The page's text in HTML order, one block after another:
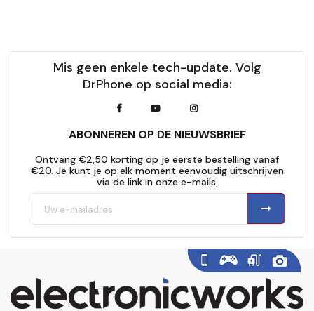
Mis geen enkele tech-update. Volg
DrPhone op social media:
ABONNEREN OP DE NIEUWSBRIEF
Ontvang €2,50 korting op je eerste bestelling vanaf
€20. Je kunt je op elk moment eenvoudig uitschrijven
via de link in onze e-mails.